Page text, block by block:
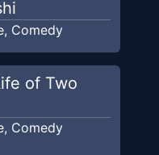
, Comedy
of Two
, Comedy